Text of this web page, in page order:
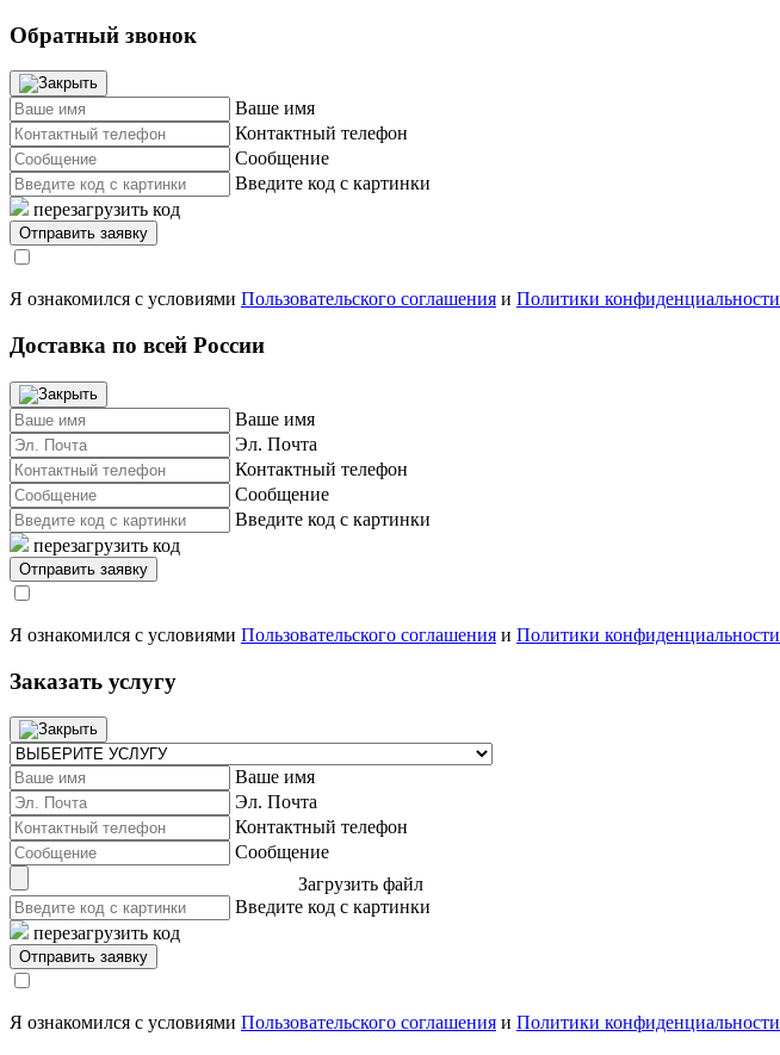
Обратный звонок
Ваше имя
Контактный телефон
Сообщение
Введите код с картинки
перезагрузить код
Я ознакомился с условиями Пользовательского соглашения и Политики конфиденциальности
Доставка по всей России
Ваше имя
Эл. Почта
Контактный телефон
Сообщение
Введите код с картинки
перезагрузить код
Я ознакомился с условиями Пользовательского соглашения и Политики конфиденциальности
Заказать услугу
Ваше имя
Эл. Почта
Контактный телефон
Сообщение
Загрузить файл
Введите код с картинки
перезагрузить код
Я ознакомился с условиями Пользовательского соглашения и Политики конфиденциальности